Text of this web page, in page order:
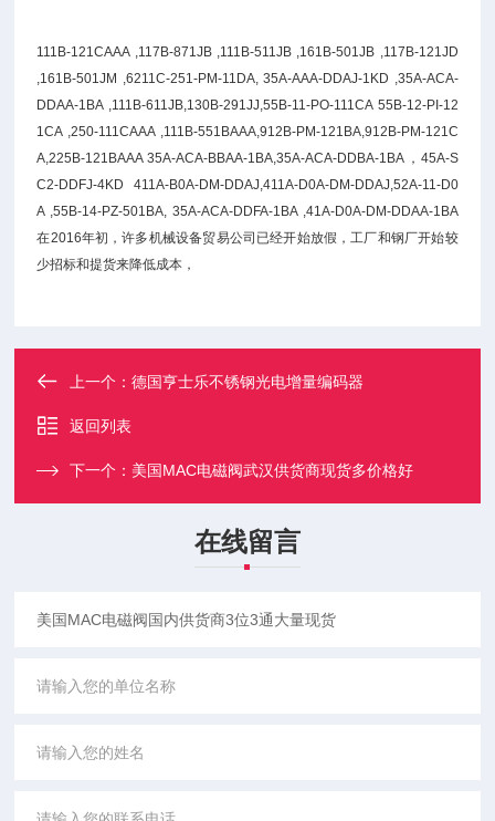
111B-121CAAA ,117B-871JB ,111B-511JB ,161B-501JB ,117B-121JD
,161B-501JM ,6211C-251-PM-11DA, 35A-AAA-DDAJ-1KD ,35A-ACA-
DDAA-1BA ,111B-611JB,130B-291JJ,55B-11-PO-111CA 55B-12-PI-12
1CA ,250-111CAAA ,111B-551BAAA,912B-PM-121BA,912B-PM-121C
A,225B-121BAAA 35A-ACA-BBAA-1BA,35A-ACA-DDBA-1BA ，45A-S
C2-DDFJ-4KD 411A-B0A-DM-DDAJ,411A-D0A-DM-DDAJ,52A-11-D0
A ,55B-14-PZ-501BA, 35A-ACA-DDFA-1BA ,41A-D0A-DM-DDAA-1BA
在2016年初，许多机械设备贸易公司已经开始放假，工厂和钢厂开始较
少招标和提货来降低成本，
上一个：德国亨士乐不锈钢光电增量编码器
返回列表
下一个： 美国MAC电磁阀武汉供货商现货多价格好
在线留言